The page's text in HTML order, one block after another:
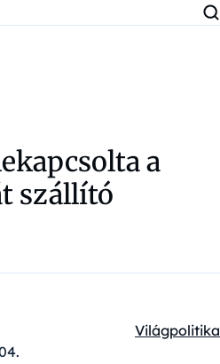
a
szállító
Kategóriák:
Világpolitika